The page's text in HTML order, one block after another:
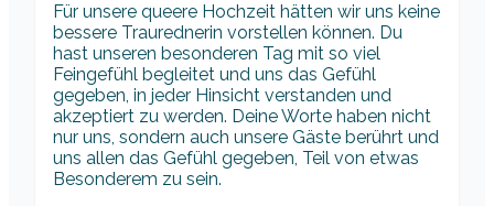
Für unsere queere Hochzeit hätten wir uns keine
bessere Traurednerin vorstellen können. Du
hast unseren besonderen Tag mit so viel
Feingefühl begleitet und uns das Gefühl
gegeben, in jeder Hinsicht verstanden und
akzeptiert zu werden. Deine Worte haben nicht
nur uns, sondern auch unsere Gäste berührt und
uns allen das Gefühl gegeben, Teil von etwas
Besonderem zu sein.